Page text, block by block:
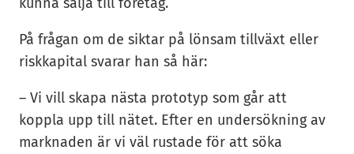
På frågan om de siktar på lönsam tillväxt eller
riskkapital svarar han så här:
– Vi vill skapa nästa prototyp som går att
koppla upp till nätet. Efter en undersökning av
marknaden är vi väl rustade för att söka